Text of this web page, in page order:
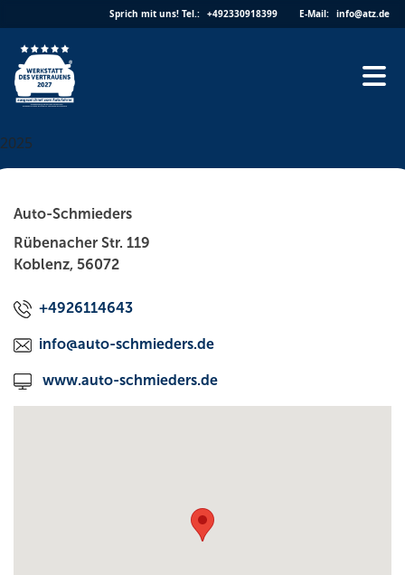
to
content
Sprich mit uns! Tel.: +492330918399 E-Mail: info@atz.de
2025
Auto-Schmieders
Rübenacher Str. 119
Koblenz, 56072
+4926114643
info@auto-schmieders.de
www.auto-schmieders.de